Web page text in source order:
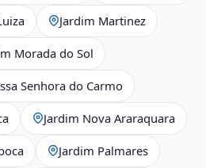
Jardim Martinez
Morada do Sol
Senhora do Carmo
Jardim Nova Araraquara
Jardim Palmares